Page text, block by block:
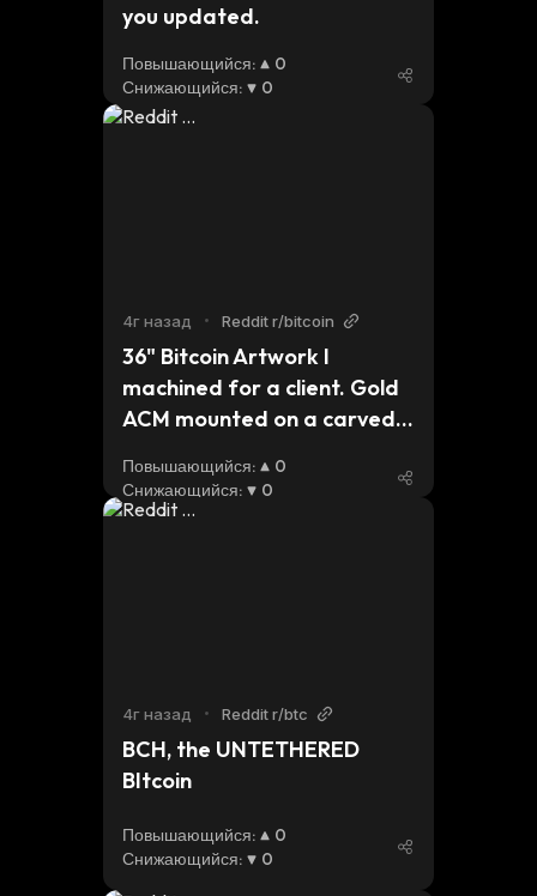
you updated.
Повышающийся:
0
Снижающийся: 0
4г назад • Reddit r/bitcoin
36" Bitcoin Artwork I
machined for a client. Gold
ACM mounted on a carved
Повышающийся:
0
Снижающийся: 0
4г назад • Reddit r/btc
BCH, the UNTETHERED
BItcoin
Повышающийся:
0
Снижающийся: 0